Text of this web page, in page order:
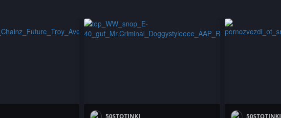
50STOTINKI 50STOTINKI